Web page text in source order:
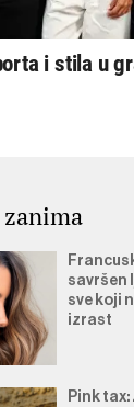
i stila u
savršen
sve koji
izrast
Pink tax: